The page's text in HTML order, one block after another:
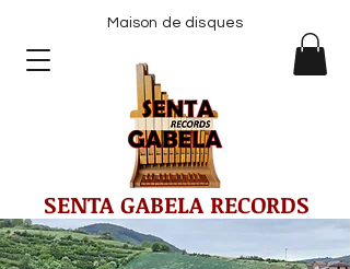
SENTA GABELA RECORDS
Maison de disques